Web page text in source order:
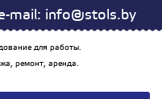
mail: info@stols.by
для работы.
ремонт, аренда.